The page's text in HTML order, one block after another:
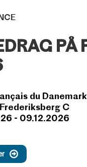
PÅ
du
C
- 09.12.2026